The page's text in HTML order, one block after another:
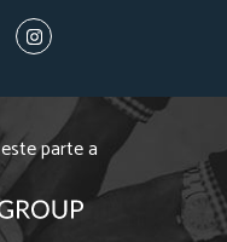
este parte a